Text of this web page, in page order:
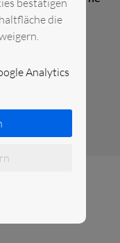
uns gerne eine
bestätigen
die
Analytics